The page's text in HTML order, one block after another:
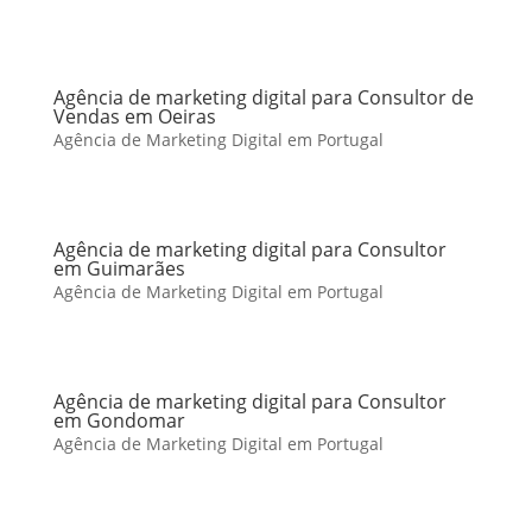
Agência de marketing digital para Consultor de
Vendas em Oeiras
Agência de Marketing Digital em Portugal
Agência de marketing digital para Consultor
em Guimarães
Agência de Marketing Digital em Portugal
Agência de marketing digital para Consultor
em Gondomar
Agência de Marketing Digital em Portugal